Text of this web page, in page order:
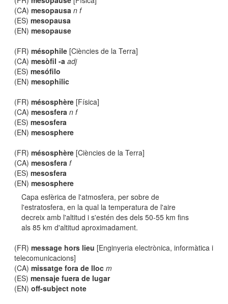
(CA)mesopausa n f
(ES)mesopausa
(EN)mesopause
(FR)mésophile [Ciències de la Terra]
(CA)mesòfil -a adj
(ES)mesófilo
(EN)mesophilic
(FR)mésosphère [Física]
(CA)mesosfera n f
(ES)mesosfera
(EN)mesosphere
(FR)mésosphère [Ciències de la Terra]
(CA)mesosfera f
(ES)mesosfera
(EN)mesosphere
Capa esfèrica de l'atmosfera, per sobre de
l'estratosfera, en la qual la temperatura de l'aire
decreix amb l'altitud i s'estén des dels 50-55 km fins
als 85 km d'altitud aproximadament.
(FR)message hors lieu [Enginyeria electrònica, informàtica i
telecomunicacions]
(CA)missatge fora de lloc m
(ES)mensaje fuera de lugar
(EN)off-subject note